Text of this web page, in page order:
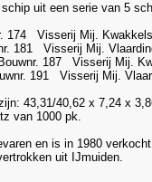
uit een serie van 5
Visserij Mij.
181 Visserij Mij.
187 Visserij Mij.
191 Visserij Mij.
43,31/40,62 x 7,24 x
van 1000 pk.
en is in 1980
uit IJmuiden.